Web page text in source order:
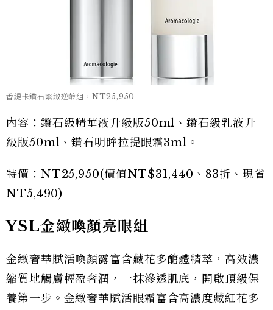
香緹卡鑽石緊緻逆齡組，NT25,950
內容：鑽石級精華液升級版50ml、鑽石級乳液升
級版50ml、鑽石明眸拉提眼霜3ml。
特價：NT25,950(價值NT$31,440、83折、現省
NT5,490)
YSL金緻喚顏亮眼組
金緻奢華賦活喚顏露富含藏花多醣體精萃，高效濃
縮質地觸膚輕盈奢潤，一抹滲透肌底，開啟頂級保
養第一步。金緻奢華賦活眼霜富含高濃度藏紅花多